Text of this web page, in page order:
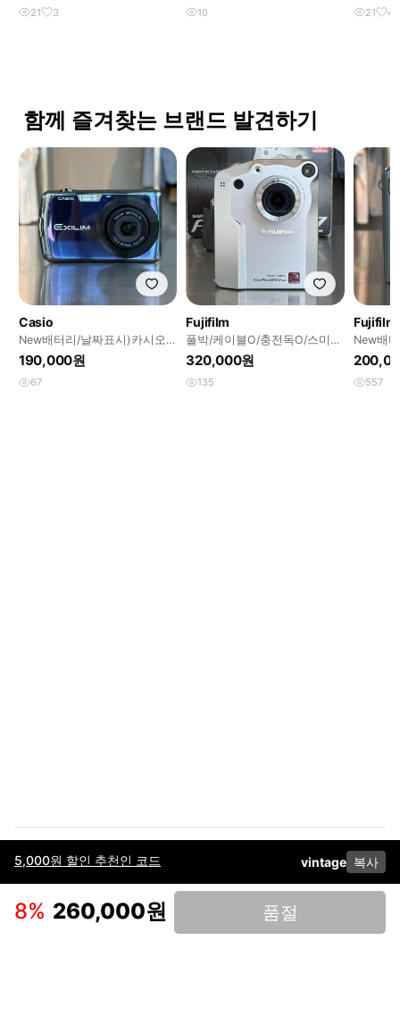
5,000원 할인 추천인 코드 vintage 복사
8% 260,000원 품절
21 3 10 21 4
함께 즐겨찾는 브랜드 발견하기
Casio
New배터리/날짜표시)카시오
ex-z330 블루 빈티지디카
190,000원
67
Fujifilm
풀박/케이블O/충전독O/스미카
128mb)후지파인픽스 6800z
디카
320,000원
135
Fujifilm
New배
름 파인
지디카
557
이용약관고객센터판매개인정보 처리방침사업자 정보다운로드
인스타그램